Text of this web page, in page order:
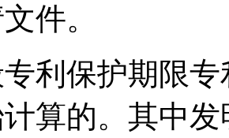
件。
利保护期限
算的。其中